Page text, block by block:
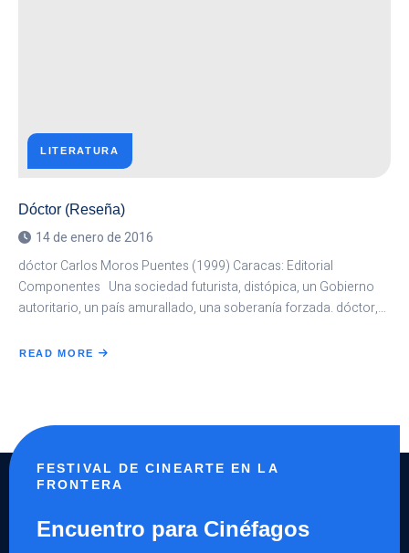
LITERATURA
Dóctor (Reseña)
14 de enero de 2016
dóctor Carlos Moros Puentes (1999) Caracas: Editorial
Componentes Una sociedad futurista, distópica, un Gobierno
autoritario, un país amurallado, una soberanía forzada. dóctor,…
READ MORE
ABOUT
FESTIVAL DE CINEARTE EN LA
FRONTERA
Encuentro para Cinéfagos